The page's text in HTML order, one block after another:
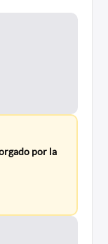
por la